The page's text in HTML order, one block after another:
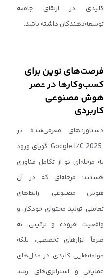
کلیدی در ارتقای جامعه
توسعه‌دهندگان داشته باشد.
فرصت‌های نوین برای
کسب‌وکارها در عصر
هوش مصنوعی
کاربردی
دستاوردهای معرفی‌شده در
Google I/O 2025، گویای ورود
به مرحله‌ای نو از تکامل فناوری
هستند؛ مرحله‌ای که در آن
هوش مصنوعی، رابط‌های
تعاملی، تولید محتوای خودکار، و
واقعیت افزوده و ترکیبی، نه
صرفاً ابزارهای تخصصی، بلکه
مولفه‌هایی کلیدی در مدل‌های
عملیاتی و استراتژی‌های رشد